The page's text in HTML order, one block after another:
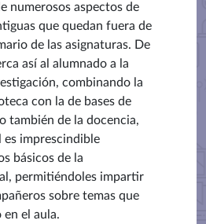
numerosos aspectos de
que quedan fuera de
de las asignaturas. De
así al alumnado a la
combinando la
con la de bases de
también de la docencia,
es imprescindible
básicos de la
permitiéndoles impartir
sobre temas que
en el aula.